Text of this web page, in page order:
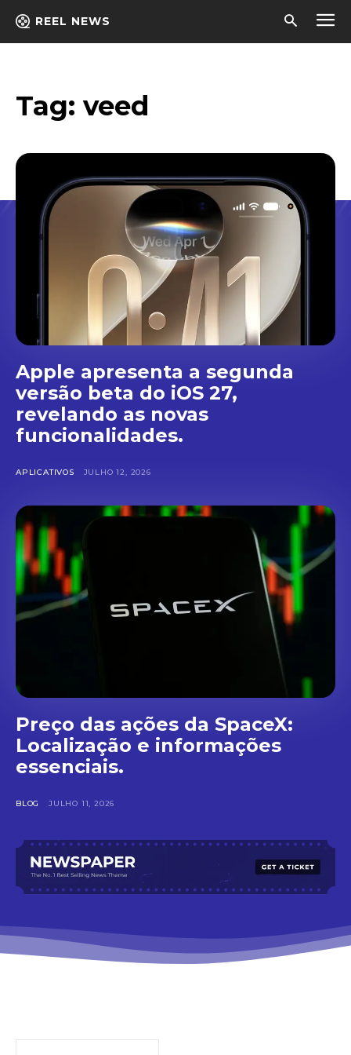
REEL NEWS
Tag: veed
Apple apresenta a segunda
versão beta do iOS 27,
revelando as novas
funcionalidades.
APLICATIVOS JULHO 12, 2026
Preço das ações da SpaceX:
Localização e informações
essenciais.
BLOG JULHO 11, 2026